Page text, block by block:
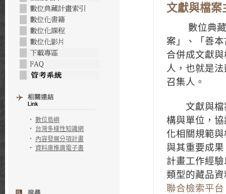
‧ 數位島嶼
‧ 台灣多樣性知識網
‧ 內容發展分項計畫
‧ 資料庫推廣電子書
文獻與檔案
數位典藏國
案」、「善
合併成文獻
人，也就是
召集人。
文獻與檔案
構與單位，
化相關規範
與其重要成
計畫工作經
類型的藏品
聯合檢索平台